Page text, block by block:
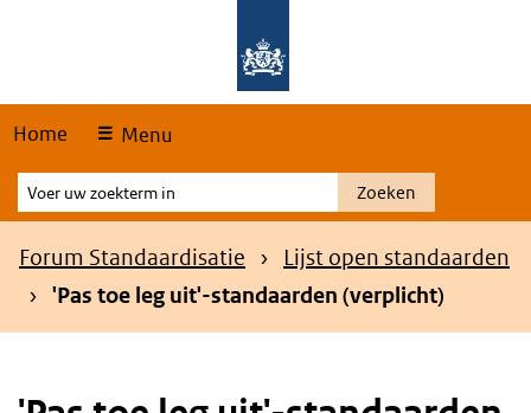
Home Menu
Voer
uw
zoekterm
Zoeken
Kruimelpad
Forum Standaardisatie
Lijst open standaarden
'Pas toe leg uit'-standaarden (verplicht)